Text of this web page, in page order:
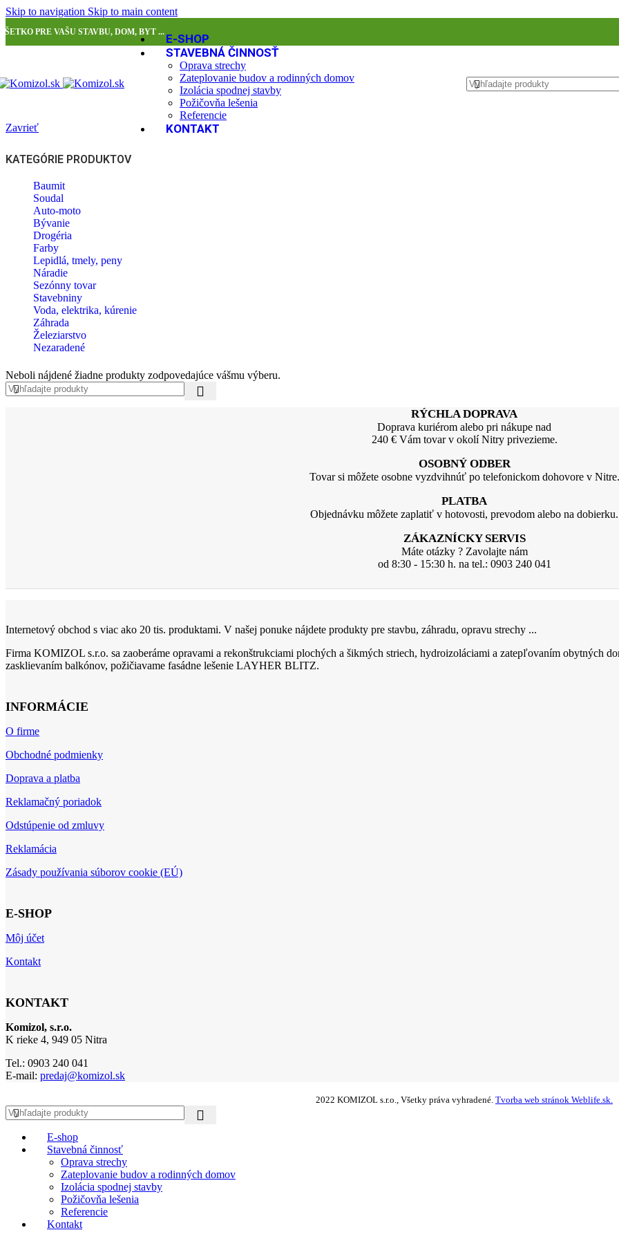
Skip to navigation Skip to main content
PRE VAŠU STAVBU, DOM, BYT ... E-SHOP
STAVEBNÁ ČINNOSŤ
Oprava strechy
Zateplovanie budov a rodinných domov
Izolácia spodnej stavby
Požičovňa lešenia
Referencie
KONTAKT
Zavrieť
KATEGÓRIE PRODUKTOV
Baumit
Soudal
Auto-moto
Bývanie
Drogéria
Farby
Lepidlá, tmely, peny
Náradie
Sezónny tovar
Stavebniny
Voda, elektrika, kúrenie
Záhrada
Železiarstvo
Nezaradené
Neboli nájdené žiadne produkty zodpovedajúce vášmu výberu.
RÝCHLA DOPRAVA
Doprava kuriérom alebo pri nákupe nad
240 € Vám tovar v okolí Nitry privezieme.
OSOBNÝ ODBER
Tovar si môžete osobne vyzdvihnúť po telefonickom dohovore v Nitre.
PLATBA
Objednávku môžete zaplatiť v hotovosti, prevodom alebo na dobierku.
ZÁKAZNÍCKY SERVIS
Máte otázky ? Zavolajte nám
od 8:30 - 15:30 h. na tel.: 0903 240 041
Internetový obchod s viac ako 20 tis. produktami. V našej ponuke nájdete produkty pre stavbu, záhradu, opravu strechy ...
Firma KOMIZOL s.r.o. sa zaoberáme opravami a rekonštrukciami plochých a šikmých striech, hydroizoláciami a zatepľovaním obytných
zasklievaním balkónov, požičiavame fasádne lešenie LAYHER BLITZ.
INFORMÁCIE
O firme
Obchodné podmienky
Doprava a platba
Reklamačný poriadok
Odstúpenie od zmluvy
Reklamácia
Zásady používania súborov cookie (EÚ)
E-SHOP
Môj účet
Kontakt
KONTAKT
Komizol, s.r.o.
K rieke 4, 949 05 Nitra
Tel.: 0903 240 041
E-mail: predaj@komizol.sk
2022 KOMIZOL s.r.o., Všetky práva vyhradené. Tvorba web stránok Weblife.sk.
E-shop
Stavebná činnosť
Oprava strechy
Zateplovanie budov a rodinných domov
Izolácia spodnej stavby
Požičovňa lešenia
Referencie
Kontakt